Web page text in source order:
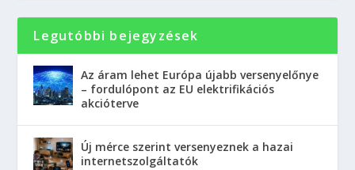
Legutóbbi bejegyzések
Az áram lehet Európa újabb versenyelőnye
– fordulópont az EU elektrifikációs
akcióterve
Új mérce szerint versenyeznek a hazai
internetszolgáltatók